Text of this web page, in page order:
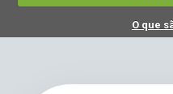
O que